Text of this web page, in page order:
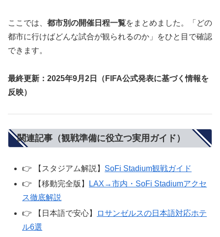
ここでは、 都市別の開催日程一覧をまとめました。「どの
都市に行けばどんな試合が観られるのか」をひと目で確認
できます。
最終更新：2025年9月2日（FIFA公式発表に基づく情報を
反映）
関連記事（観戦準備に役立つ実用ガイド）
👉 【スタジアム解説】 SoFi Stadium観戦ガイド
👉 【移動完全版】
LAX→市内・SoFi Stadiumアクセ
ス徹底解説
👉 【日本語で安心】
ロサンゼルスの日本語対応ホテ
ル6選